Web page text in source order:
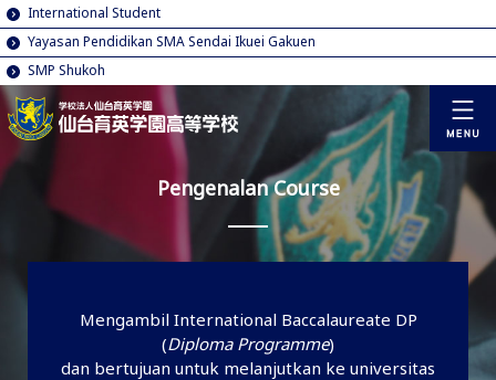
International Student
Yayasan Pendidikan SMA Sendai Ikuei Gakuen
SMP Shukoh
Pengenalan Course
Mengambil International Baccalaureate DP
(Diploma Programme)
dan bertujuan untuk melanjutkan ke universitas